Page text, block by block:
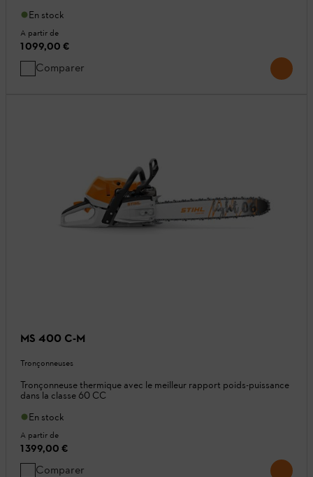
En stock
A partir de
1 099,00 €
Comparer
MS 400 C-M
Tronçonneuses
Tronçonneuse thermique avec le meilleur rapport poids-puissance
dans la classe 60 CC
En stock
A partir de
1 399,00 €
Comparer